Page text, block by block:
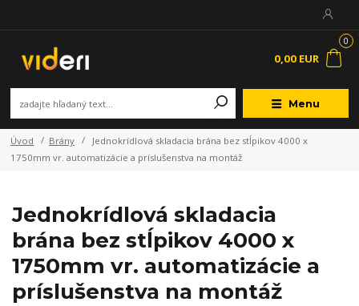
Menu
0
0,00 EUR
Úvod Brány
Jednokrídlová skladacia brána bez stĺpikov 4000 x
1750mm vr. automatizácie a príslušenstva na montáž
Jednokrídlová skladacia
brána bez stĺpikov 4000 x
1750mm vr. automatizácie a
príslušenstva na montáž